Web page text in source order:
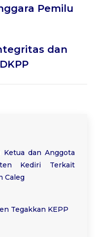
Pemilu
dan
Ketua dan Anggota
Kediri Terkait
Caleg
Tegakkan KEPP